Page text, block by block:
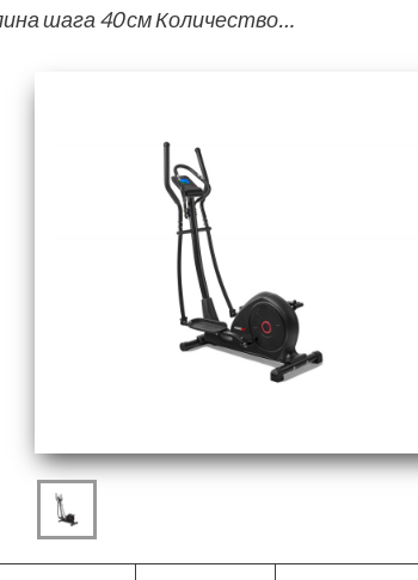
шага 40 см Количество…